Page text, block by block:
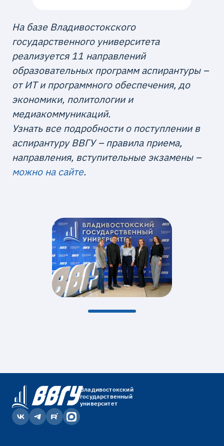
На базе Владивостокского
государственного университета
реализуется 11 направлений
образовательных программ аспирантуры –
от ИТ и программного обеспечения, до
экономики, политологии и
медиакоммуникаций.
Узнать все подробности о поступлении в
аспирантуру ВВГУ – правила приема,
направления, вступительные экзамены –
можно на сайте.
Владивостокский
государственный
университет